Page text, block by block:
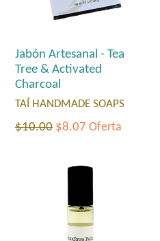
Jabón Artesanal - Tea
Tree & Activated
Charcoal
TAÍ HANDMADE SOAPS
Precio
$10.00 $8.07 Oferta